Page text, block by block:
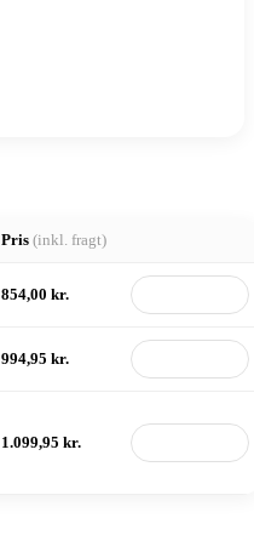
Pris (inkl. fragt)
854,00 kr.
994,95 kr.
1.099,95 kr.